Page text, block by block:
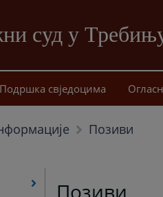
суд у
Подршка свједоцима
Позиви
Позиви